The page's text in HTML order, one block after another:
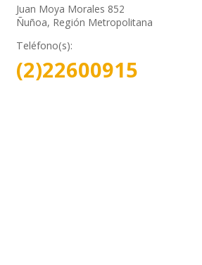
Juan Moya Morales 852
Ñuñoa, Región Metropolitana
Teléfono(s):
(2)22600915